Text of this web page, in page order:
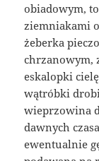
obiadowym,
ziemniakami
żeberka
chrzanowym,
eskalopki
wątróbki
wieprzowina
dawnych
ewentualnie